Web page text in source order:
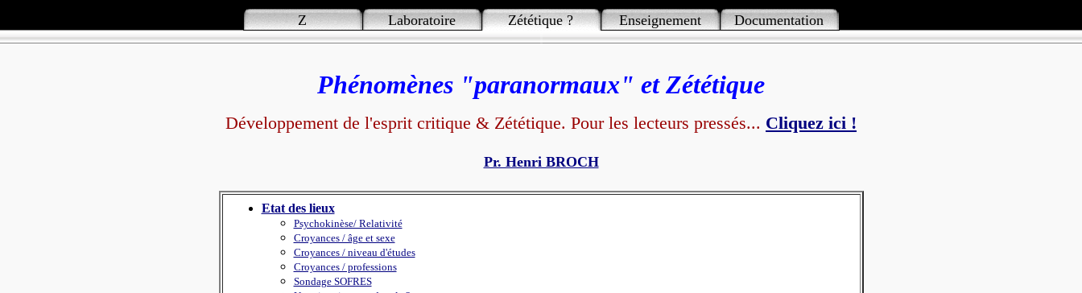
Z Laboratoire Zététique ? Enseignement Documentation
Phénomènes "paranormaux" et Zététique
Développement de l'esprit critique & Zététique. Pour les lecteurs pressés... Cliquez ici !
Pr. Henri BROCH
Etat des lieux
Psychokinèse/ Relativité
Croyances / âge et sexe
Croyances / niveau d'études
Croyances / professions
Sondage SOFRES